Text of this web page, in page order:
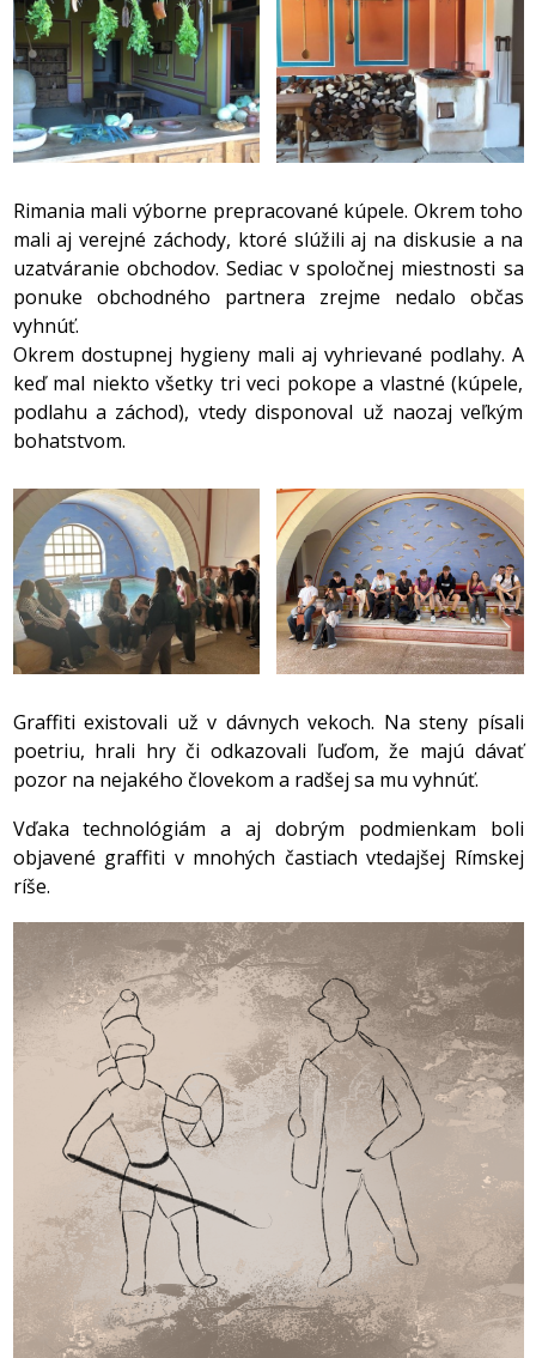
Rimania mali výborne prepracované kúpele. Okrem toho
mali aj verejné záchody, ktoré slúžili aj na diskusie a na
uzatváranie obchodov. Sediac v spoločnej miestnosti sa
ponuke obchodného partnera zrejme nedalo občas
vyhnúť.
Okrem dostupnej hygieny mali aj vyhrievané podlahy. A
keď mal niekto všetky tri veci pokope a vlastné (kúpele,
podlahu a záchod), vtedy disponoval už naozaj veľkým
bohatstvom.
Graffiti existovali už v dávnych vekoch. Na steny písali
poetriu, hrali hry či odkazovali ľuďom, že majú dávať
pozor na nejakého človekom a radšej sa mu vyhnúť.
Vďaka technológiám a aj dobrým podmienkam boli
objavené graffiti v mnohých častiach vtedajšej Rímskej
ríše.